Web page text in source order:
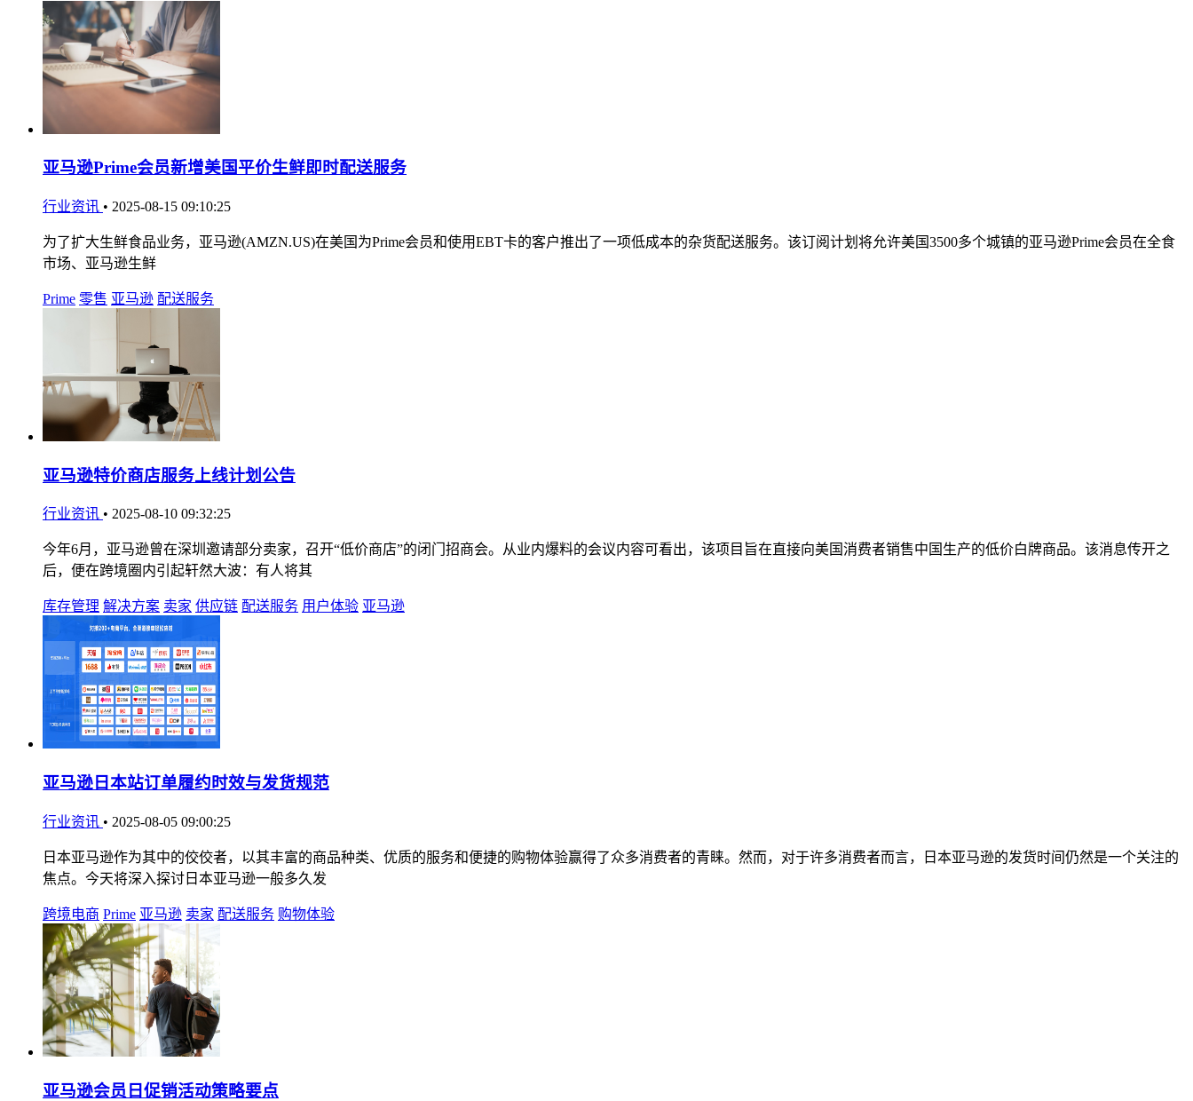
亚马逊Prime会员新增美国平价生鲜即时配送服务
行业资讯 • 2025-08-15 09:10:25
为了扩大生鲜食品业务，亚马逊(AMZN.US)在美国为Prime会员和使用EBT卡的客户推出了一项低成本的杂货配送服务。该订阅计划将允许美国3500多个城镇的亚马逊Prime会员在全食
市场、亚马逊生鲜
Prime 零售 亚马逊 配送服务
亚马逊特价商店服务上线计划公告
行业资讯 • 2025-08-10 09:32:25
今年6月，亚马逊曾在深圳邀请部分卖家，召开“低价商店”的闭门招商会。从业内爆料的会议内容可看出，该项目旨在直接向美国消费者销售中国生产的低价白牌商品。该消息传开之
后，便在跨境圈内引起轩然大波：有人将其
库存管理 解决方案 卖家 供应链 配送服务 用户体验 亚马逊
亚马逊日本站订单履约时效与发货规范
行业资讯 • 2025-08-05 09:00:25
日本亚马逊作为其中的佼佼者，以其丰富的商品种类、优质的服务和便捷的购物体验赢得了众多消费者的青睐。然而，对于许多消费者而言，日本亚马逊的发货时间仍然是一个关注的
焦点。今天将深入探讨日本亚马逊一般多久发
跨境电商 Prime 亚马逊 卖家 配送服务 购物体验
亚马逊会员日促销活动策略要点